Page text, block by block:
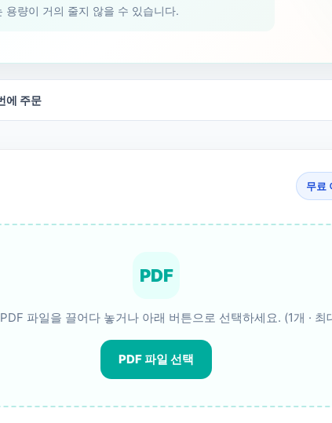
용량이 거의 줄지 않을 수 있습니다.
에 주문
무료
PDF
파일을 끌어다 놓거나 아래 버튼으로 선택하세요. (1개 · 최
PDF 파일 선택